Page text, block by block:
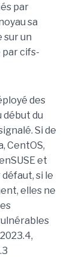
par
sa
un
cifs-
des
du
Si de
CentOS,
et
si le
elles ne